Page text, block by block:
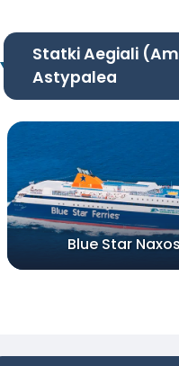
Statki Aegiali
Astypalea
Blue Star Naxos